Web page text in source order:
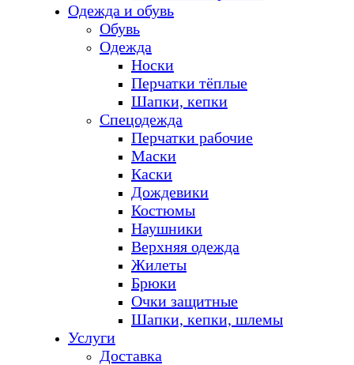
Одежда и обувь
Обувь
Одежда
Носки
Перчатки тёплые
Шапки, кепки
Спецодежда
Перчатки рабочие
Маски
Каски
Дождевики
Костюмы
Наушники
Верхняя одежда
Жилеты
Брюки
Очки защитные
Шапки, кепки, шлемы
Услуги
Доставка